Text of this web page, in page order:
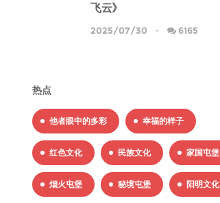
飞云》
2025/07/30 6165
热点
他者眼中的多彩 幸福的样子
红色文化 民族文化 家国屯堡
烟火屯堡 秘境屯堡 阳明文化